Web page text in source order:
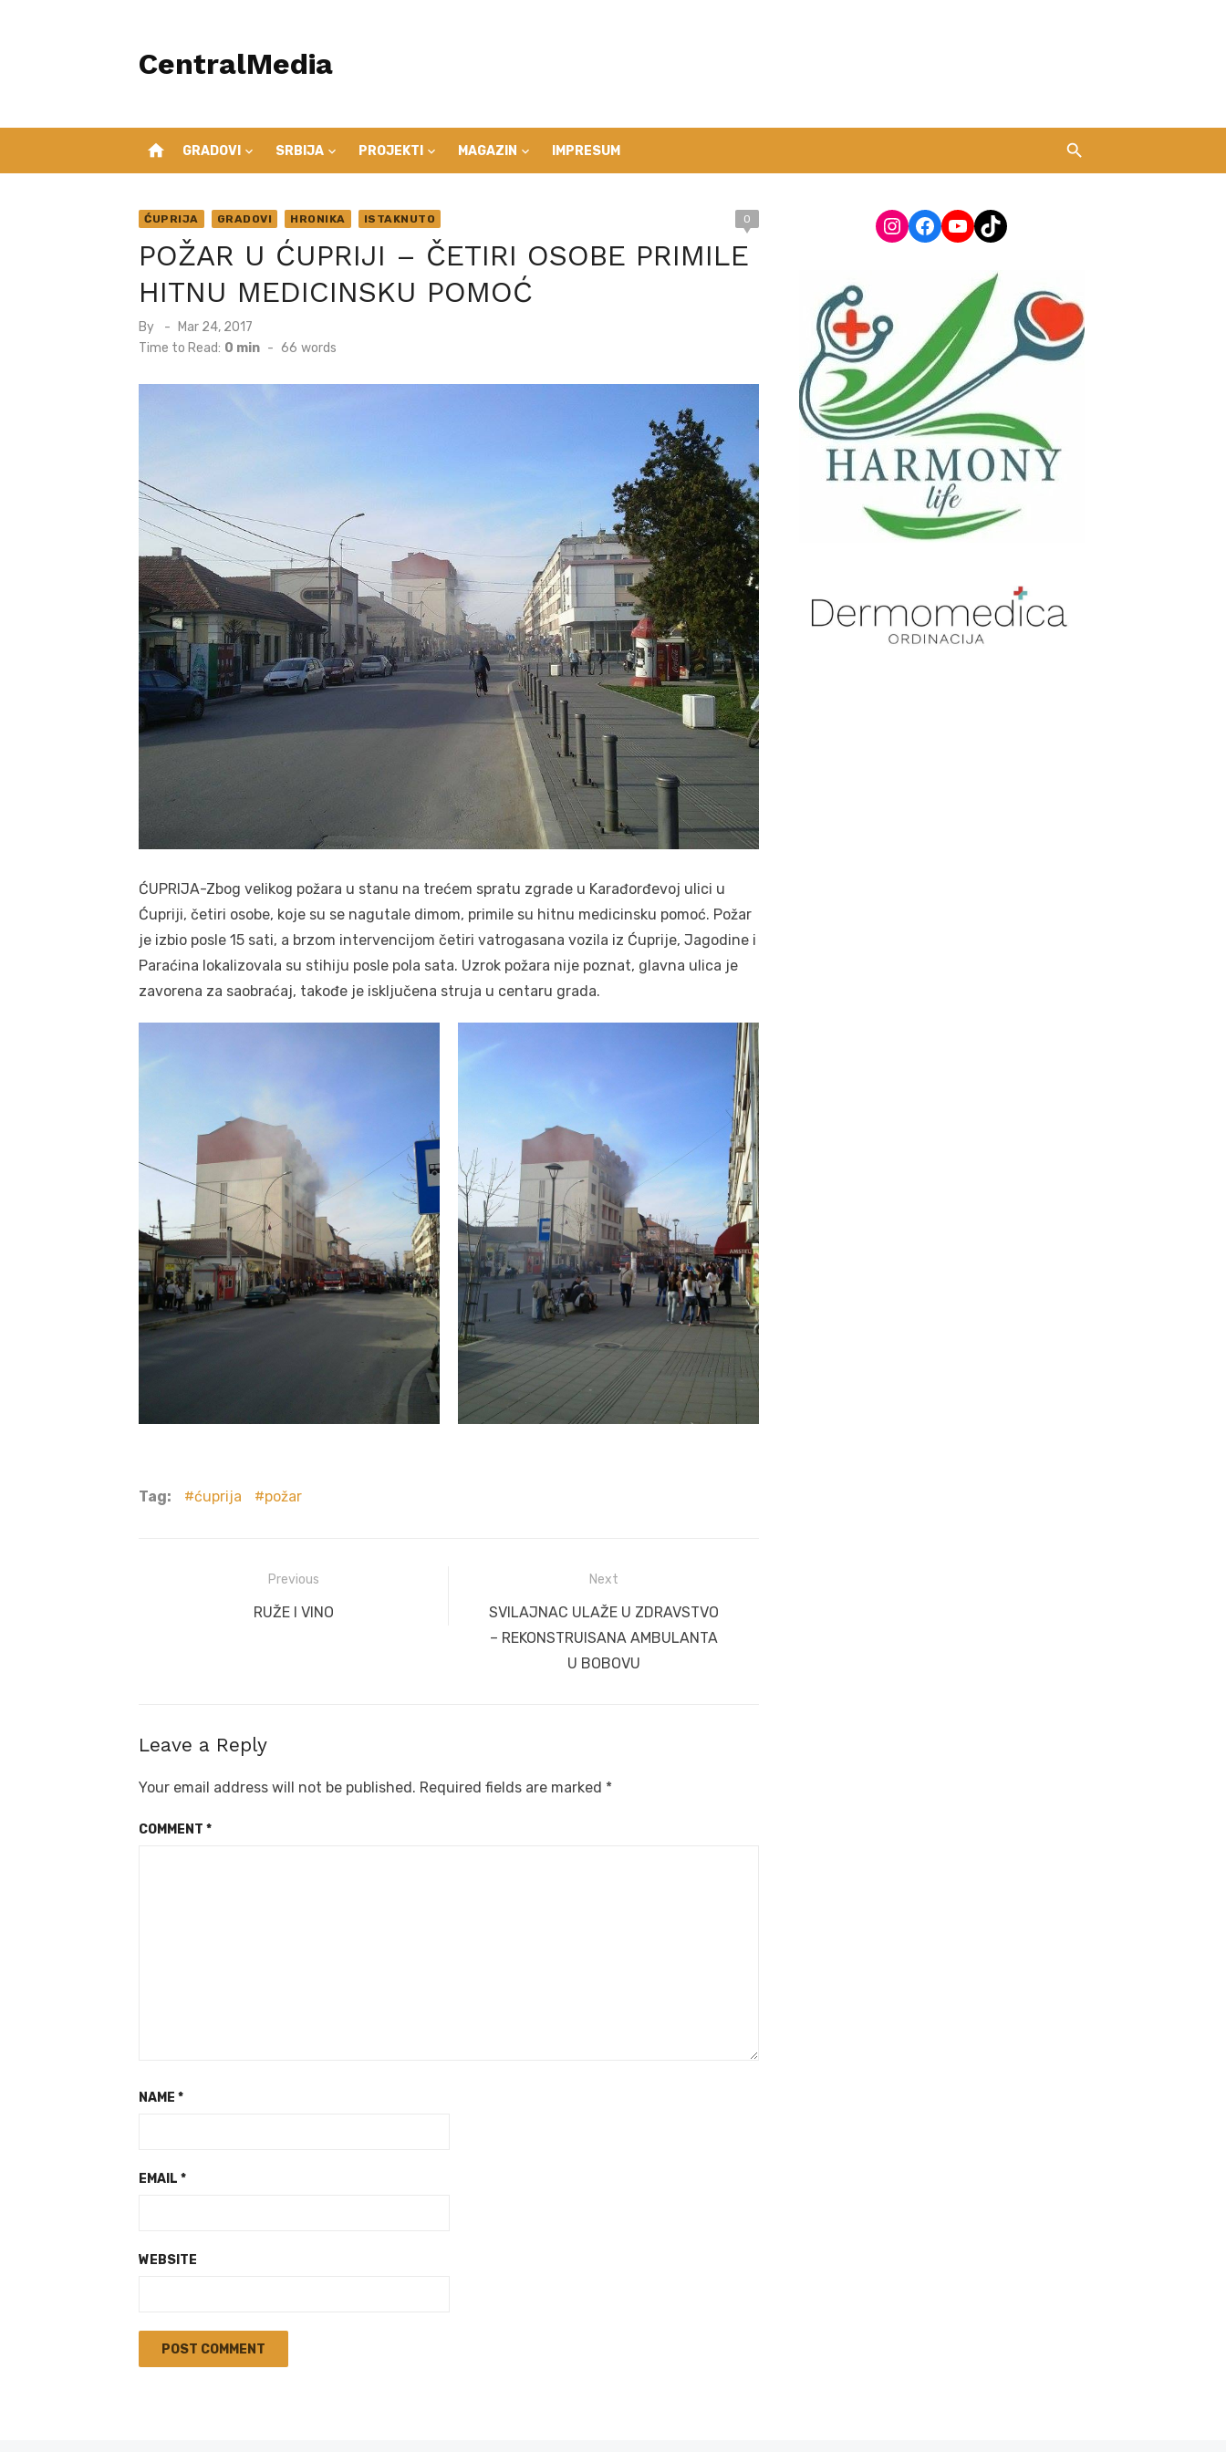
CentralMedia
home GRADOVI SRBIJA PROJEKTI MAGAZIN IMPRESUM
ĆUPRIJA GRADOVI HRONIKA ISTAKNUTO 0
POŽAR U ĆUPRIJI – ČETIRI OSOBE PRIMILE
HITNU MEDICINSKU POMOĆ
By
Posted
on
Mar 24, 2017
Time to Read: 0 min - 66 words
ĆUPRIJA-Zbog velikog požara u stanu na trećem spratu zgrade u Karađorđevoj ulici u
Ćupriji, četiri osobe, koje su se nagutale dimom, primile su hitnu medicinsku pomoć. Požar
je izbio posle 15 sati, a brzom intervencijom četiri vatrogasana vozila iz Ćuprije, Jagodine i
Paraćina lokalizovala su stihiju posle pola sata. Uzrok požara nije poznat, glavna ulica je
zavorena za saobraćaj, takođe je isključena struja u centaru grada.
Tag: ćuprija požar
navigation
Previous
Previous
RUŽE I VINO
Next
Next
post:
SVILAJNAC ULAŽE U ZDRAVSTVO
– REKONSTRUISANA AMBULANTA
U BOBOVU
Leave a Reply
Your email address will not be published. Required fields are marked *
COMMENT *
NAME *
EMAIL *
WEBSITE
Instagram
Facebook
YouTube
TikTok